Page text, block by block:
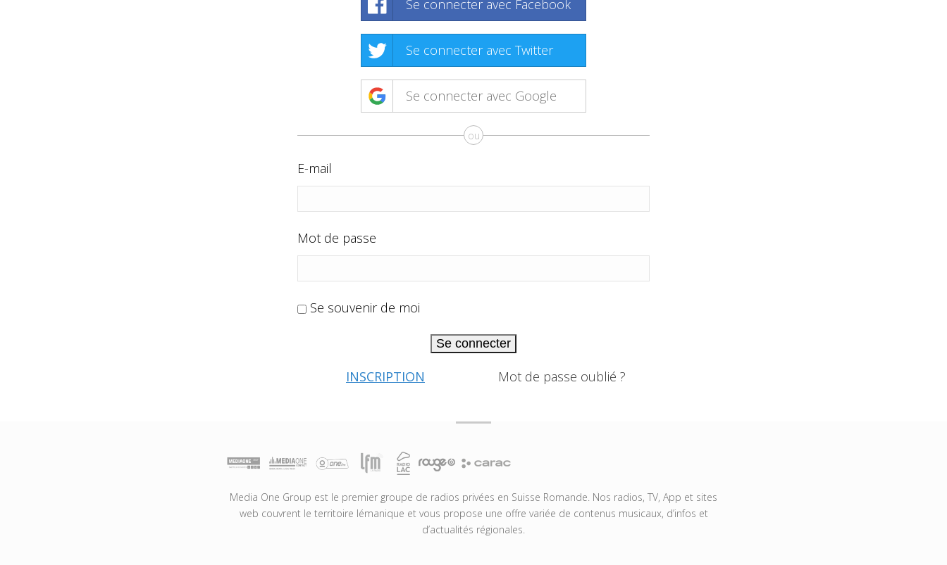
Se connecter avec Facebook
Se connecter avec Twitter
Se connecter avec Google
ou
E-mail
Mot de passe
Se souvenir de moi
Se connecter
INSCRIPTION Mot de passe oublié ?
Media One Group est le premier groupe de radios privées en Suisse Romande. Nos radios, TV, App et sites
web couvrent le territoire lémanique et vous propose une offre variée de contenus musicaux, d’infos et
d’actualités régionales.